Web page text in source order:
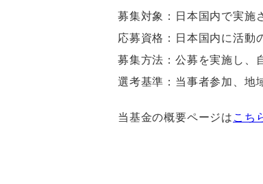
募集対象：日本国内で実施
応募資格：
日本国内に活動
募集方法： 公募を実施し、
選考基準：当事者参加、地
当基金の概要ページは こち